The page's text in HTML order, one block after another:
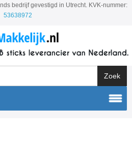
bedrijf gevestigd in Utrecht. KVK-nummer:
53638972